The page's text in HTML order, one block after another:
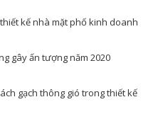
kế nhà mặt phố kinh doanh
gây ấn tượng năm 2020
gạch thông gió trong thiết kế